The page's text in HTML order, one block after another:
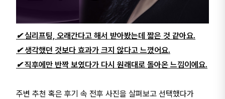
✔︎ 실리프팅, 오래간다고 해서 받아봤는데 짧은 것 같아요.
✔︎ 생각했던 것보다 효과가 크지 않다고 느꼈어요.
✔︎ 직후에만 반짝 보였다가 다시 원래대로 돌아온 느낌이에요.
주변 추천 혹은 후기 속 전후 사진을 살펴보고 선택했다가